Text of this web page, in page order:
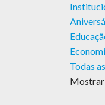
Todas
Mostrar